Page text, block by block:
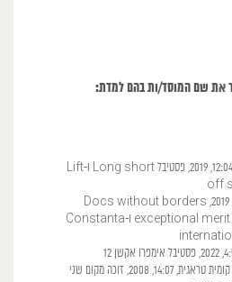
את שם המוסד/ות בהם למדת:
״הכלבן״, דרמה - צבא, 12:04, 2019, פסטיבל Long short ו-Lift
off
״עבר בצבע״, דוקו קצר, 2019, Docs without borders
festival וזכה בפרס exceptional merit ו-Constanta
״נמר חברבורות״, דרמה קומית טראגית, 14:07, 2008, זוכה מקום שני